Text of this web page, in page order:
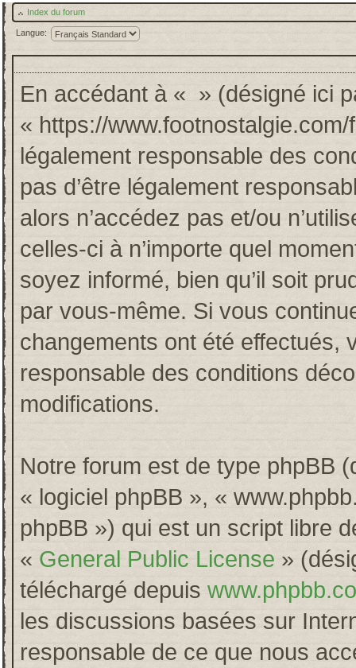
Index du forum
Langue:
En accédant à « » (désigné ici
« https://
légalement responsable des
pas d’être légalement
alors n’accédez pas et/ou
celles-ci à n’importe quel
soyez informé, bien qu’il soit
par vous-même. Si vous
changements ont été effectués,
responsable des conditions
modifications.
Notre forum est de type phpBB
« logiciel phpBB », «
phpBB ») qui est un script libre
« General Public License »
téléchargé depuis
les discussions basées sur
responsable de ce que nous